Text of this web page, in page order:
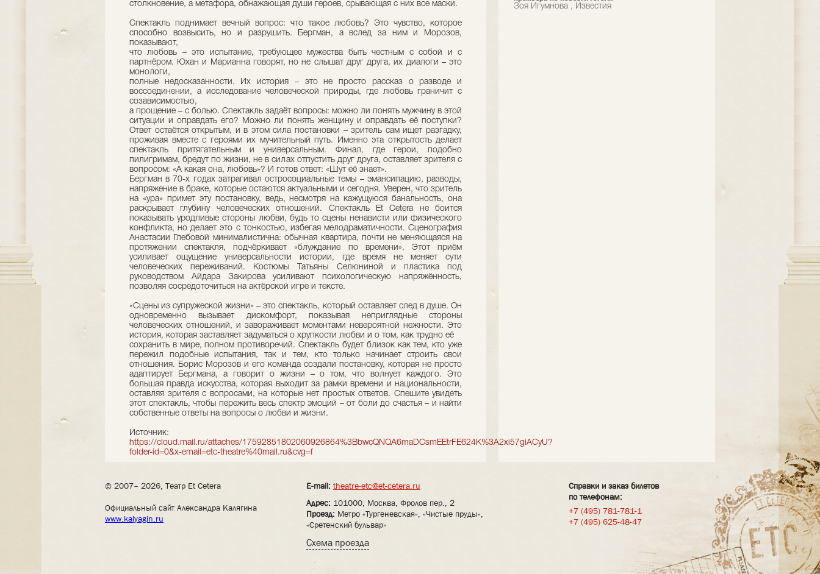
Зоя Игумнова , Известия
столкновение, а метафора, обнажающая души героев, срывающая с них все маски.
Спектакль поднимает вечный вопрос: что такое любовь? Это чувство, которое
способно возвысить, но и разрушить. Бергман, а вслед за ним и Морозов,
показывают,
что любовь – это испытание, требующее мужества быть честным с собой и с
партнёром. Юхан и Марианна говорят, но не слышат друг друга, их диалоги – это
монологи,
полные недосказанности. Их история – это не просто рассказ о разводе и
воссоединении, а исследование человеческой природы, где любовь граничит с
созависимостью,
а прощение – с болью. Спектакль задаёт вопросы: можно ли понять мужчину в этой
ситуации и оправдать его? Можно ли понять женщину и оправдать её поступки?
Ответ остаётся открытым, и в этом сила постановки – зритель сам ищет разгадку,
проживая вместе с героями их мучительный путь. Именно эта открытость делает
спектакль притягательным и универсальным. Финал, где герои, подобно
пилигримам, бредут по жизни, не в силах отпустить друг друга, оставляет зрителя с
вопросом: «А какая она, любовь»? И готов ответ: «Шут её знает».
Бергман в 70-х годах затрагивал остросоциальные темы – эмансипацию, разводы,
напряжение в браке, которые остаются актуальными и сегодня. Уверен, что зритель
на «ура» примет эту постановку, ведь, несмотря на кажущуюся банальность, она
раскрывает глубину человеческих отношений. Спектакль Et Cetera не боится
показывать уродливые стороны любви, будь то сцены ненависти или физического
конфликта, но делает это с тонкостью, избегая мелодраматичности. Сценография
Анастасии Глебовой минималистична: обычная квартира, почти не меняющаяся на
протяжении спектакля, подчёркивает «блуждание по времени». Этот приём
усиливает ощущение универсальности истории, где время не меняет сути
человеческих переживаний. Костюмы Татьяны Селюниной и пластика под
руководством Айдара Закирова усиливают психологическую напряжённость,
позволяя сосредоточиться на актёрской игре и тексте.
«Сцены из супружеской жизни» – это спектакль, который оставляет след в душе. Он
одновременно вызывает дискомфорт, показывая неприглядные стороны
человеческих отношений, и завораживает моментами невероятной нежности. Это
история, которая заставляет задуматься о хрупкости любви и о том, как трудно её
сохранить в мире, полном противоречий. Спектакль будет близок как тем, кто уже
пережил подобные испытания, так и тем, кто только начинает строить свои
отношения. Борис Морозов и его команда создали постановку, которая не просто
адаптирует Бергмана, а говорит о жизни – о том, что волнует каждого. Это
большая правда искусства, которая выходит за рамки времени и национальности,
оставляя зрителя с вопросами, на которые нет простых ответов. Спешите увидеть
этот спектакль, чтобы пережить весь спектр эмоций – от боли до счастья – и найти
собственные ответы на вопросы о любви и жизни.
Источник:
https://cloud.mail.ru/attaches/17592851802060926864%3BbwcQNQA6maDCsmEEtrFE624K%3A2xi57giACyU?
folder-id=0&x-email=etc-theatre%40mail.ru&cvg=f
© 2007– 2026, Театр Et Cetera
Официальный сайт Александра Калягина
www.kalyagin.ru
E-mail: theatre-etc@et-cetera.ru
Адрес: 101000, Москва, Фролов пер., 2
Проезд: Метро «Тургеневская», «Чистые пруды»,
«Сретенский бульвар»
Схема проезда
Справки и заказ билетов
по телефонам:
+7 (495) 781-781-1
+7 (495) 625-48-47